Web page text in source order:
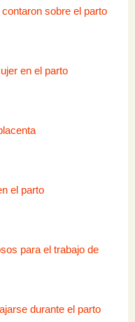
sobre el parto
en el parto
el parto
para el trabajo de
durante el parto